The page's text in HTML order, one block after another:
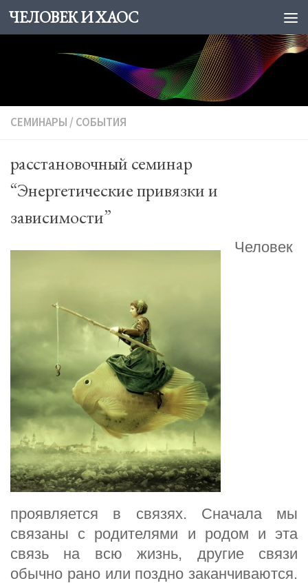
Skip to content
ЧЕЛОВЕК И ХАОС
СЕМИНАРЫ / СОБЫТИЯ
расстановочный семинар
“Энергетические привязки и
зависимости”
Человек
проявляется в связях. Сначала мы
связаны с родителями и родом и эта
связь на всю жизнь, другие связи
обычно рано или поздно заканчиваются.